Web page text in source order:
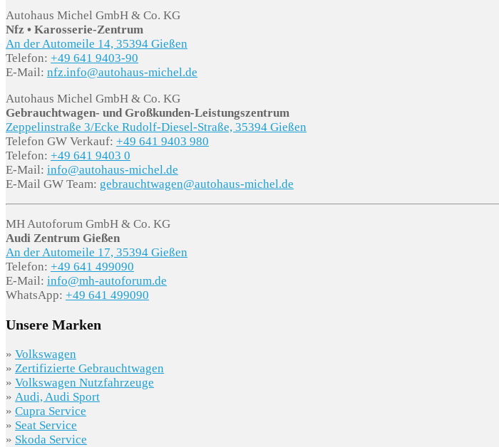
Autohaus Michel GmbH & Co. KG
Nfz • Karosserie-Zentrum
An der Automeile 14, 35394 Gießen
Telefon: +49 641 9403-90
E-Mail: nfz.info@autohaus-michel.de
Autohaus Michel GmbH & Co. KG
Gebrauchtwagen- und Großkunden-Leistungszentrum
Zeppelinstraße 3/Ecke Rudolf-Diesel-Straße, 35394 Gießen
Telefon GW Verkauf: +49 641 9403 980
Telefon: +49 641 9403 0
E-Mail: info@autohaus-michel.de
E-Mail GW Team: gebrauchtwagen@autohaus-michel.de
MH Autoforum GmbH & Co. KG
Audi Zentrum Gießen
An der Automeile 17, 35394 Gießen
Telefon: +49 641 499090
E-Mail: info@mh-autoforum.de
WhatsApp: +49 641 499090
Unsere Marken
» Volkswagen
» Zertifizierte Gebrauchtwagen
» Volkswagen Nutzfahrzeuge
» Audi, Audi Sport
» Cupra Service
» Seat Service
» Skoda Service